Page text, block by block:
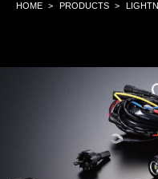
HOME > PRODUCTS >